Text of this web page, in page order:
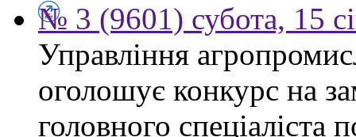
№ 3 (9601) субота, 15
Управління
оголошує конкурс на
головного спеціаліста